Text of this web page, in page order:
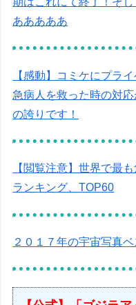
あああああ
【感動】コミケにプラ
急病人を救った時の対
の誇りです！
【閲覧注意】世界で最
ランキング、TOP60
２０１７年の宇宙写真ベ